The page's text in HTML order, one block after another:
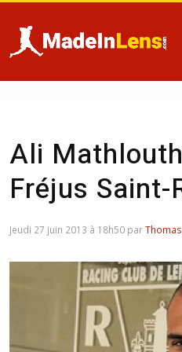
Ali
Fréjus Saint-
Jeudi 27 juin 2013 à 18h50 parThomas